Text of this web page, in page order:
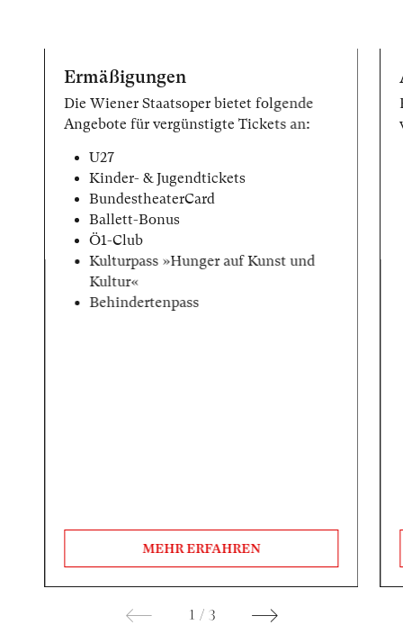
Ermäßigungen
Die Wiener Staatsoper bietet folgende
Angebote für vergünstigte Tickets an:
U27
Kinder- & Jugendtickets
BundestheaterCard
Ballett-Bonus
Ö1-Club
Kulturpass »Hunger auf Kunst und
Kultur«
Behindertenpass
MEHR ERFAHREN
1 / 3